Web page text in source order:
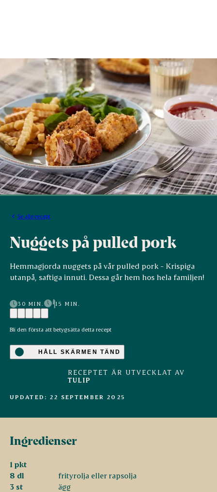
Se alle recept
Nuggets på pulled pork
Hemmagjorda nuggets på vår pulled pork - Krispiga
utanpå, saftiga innuti. Dessa går hem hos hela familjen!
30 MIN. 15 MIN.
Bli den första att betygsätta detta recept
HÅLL SKÄRMEN TÄND
RECEPTET ÄR UTVECKLAT AV
TULIP
UPDATED: 22 SEPTEMBER 2025
Ingredienser
1 pkt
8 dl
frityrolja eller rapsolja
3 st
ägg